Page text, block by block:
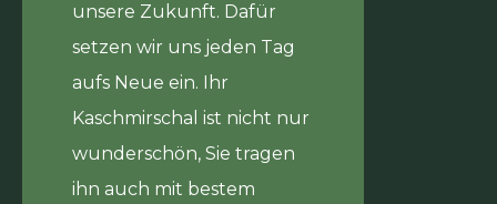
unsere Zukunft. Dafür
setzen wir uns jeden Tag
aufs Neue ein. Ihr
Kaschmirschal ist nicht nur
wunderschön, Sie tragen
ihn auch mit bestem